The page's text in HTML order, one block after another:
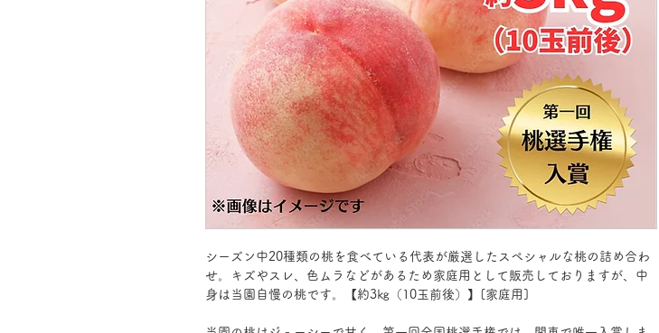
シーズン中20種類の桃を食べている代表が厳選したスペシャルな桃の詰め合わ
せ。キズやスレ、色ムラなどがあるため家庭用として販売しておりますが、中
身は当園自慢の桃です。【約3㎏（10玉前後）】[家庭用]